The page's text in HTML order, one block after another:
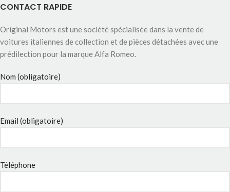
CONTACT RAPIDE
Original Motors est une société spécialisée dans la vente de
voitures italiennes de collection et de pièces détachées avec une
prédilection pour la marque Alfa Romeo.
Nom (obligatoire)
Email (obligatoire)
Téléphone